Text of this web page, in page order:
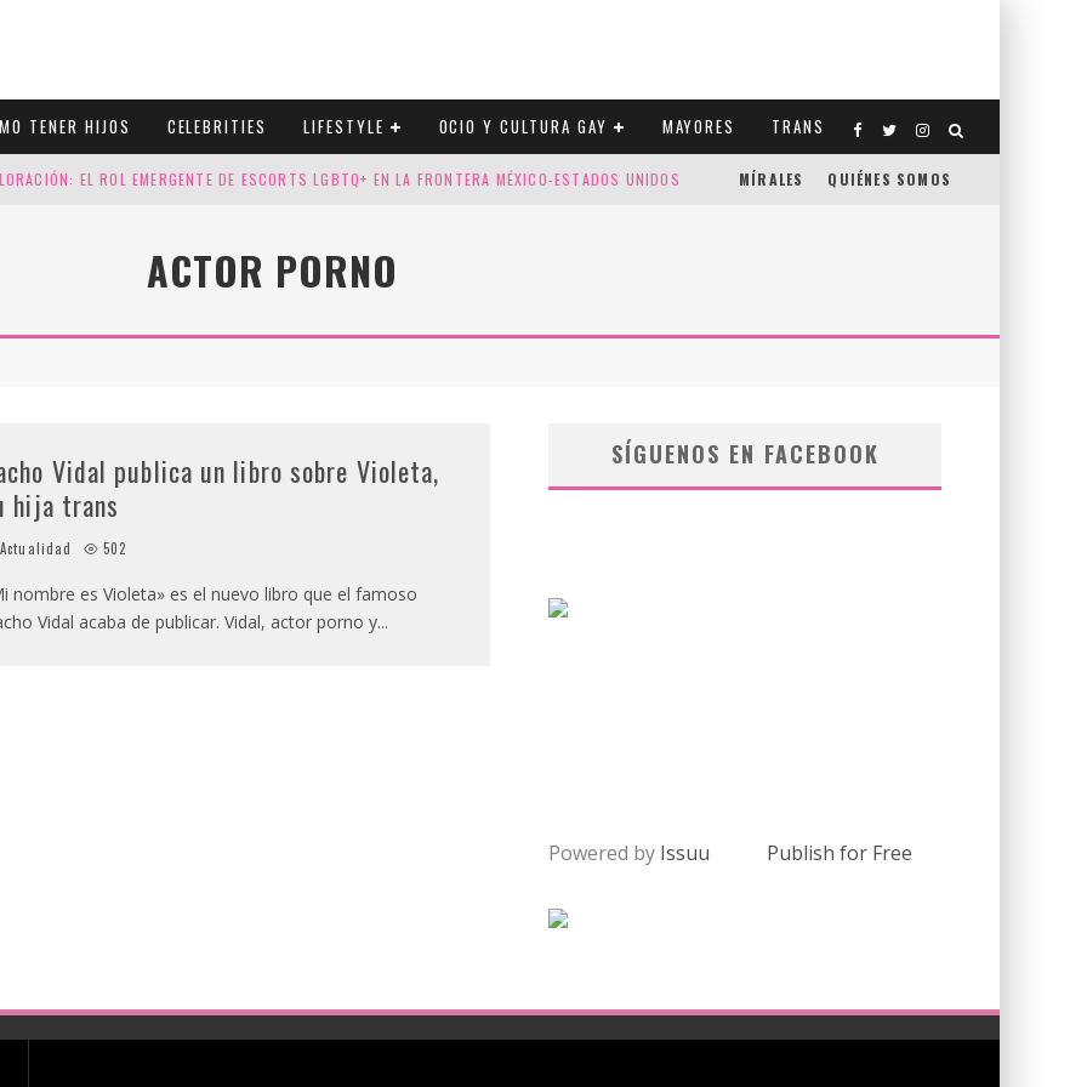
TENER HIJOS CELEBRITIES LIFESTYLE OCIO Y CULTURA GAY MAYORES TRANS
EL ROL EMERGENTE DE ESCORTS LGBTQ+ EN LA FRONTERA MÉXICO-ESTADOS UNIDOS
CUATRO SELLOS QUE HONRAN LA HISTORIA LGTB
MÍRALES QUIÉNES SOMOS
ACTOR PORNO
Vidal publica un libro sobre Violeta,
hija trans
Actualidad 502
nombre es Violeta» es el nuevo libro que el famoso
Vidal acaba de publicar. Vidal, actor porno y...
SÍGUENOS EN FACEBOOK
Powered by Issuu Publish for Free